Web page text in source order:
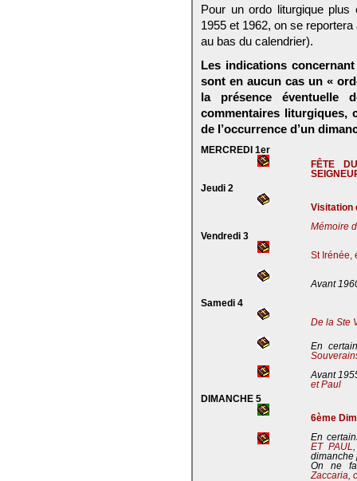
Pour un ordo liturgique plus
1955 et 1962, on se
au bas du calendrier).
Les indications
sont en aucun cas un «
la présence éventuelle
commentaires liturgiques,
de l’occurrence d’un
MERCREDI 1er
FÊTE
Jeudi 2
Visitation
Mémoire
Vendredi 3
St Irénée,
Avant
Samedi 4
De la Ste
En
Avant
et Paul
DIMANCHE 5
6ème
En
ET
dimanche
On ne
Zaccaria,